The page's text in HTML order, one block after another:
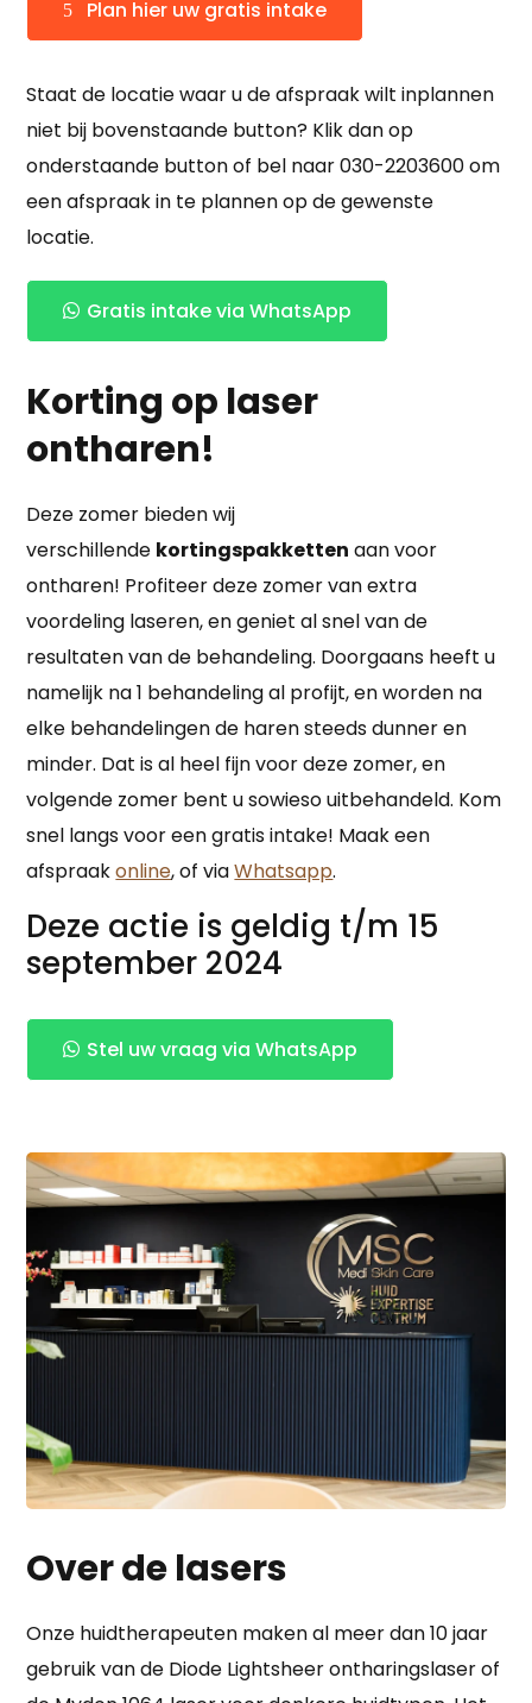
Plan hier uw gratis intake
Staat de locatie waar u de afspraak wilt inplannen
niet bij bovenstaande button? Klik dan op
onderstaande button of bel naar 030-2203600 om
een afspraak in te plannen op de gewenste
locatie.
Gratis intake via WhatsApp
Korting op laser
ontharen!
Deze zomer bieden wij
verschillende kortingspakketten aan voor
ontharen! Profiteer deze zomer van extra
voordeling laseren, en geniet al snel van de
resultaten van de behandeling. Doorgaans heeft u
namelijk na 1 behandeling al profijt, en worden na
elke behandelingen de haren steeds dunner en
minder. Dat is al heel fijn voor deze zomer, en
volgende zomer bent u sowieso uitbehandeld. Kom
snel langs voor een gratis intake! Maak een
afspraakonline, of viaWhatsapp.
Deze actie is geldig t/m 15
september 2024
Stel uw vraag via WhatsApp
Over de lasers
Onze huidtherapeuten maken al meer dan 10 jaar
gebruik van de Diode Lightsheer ontharingslaser of